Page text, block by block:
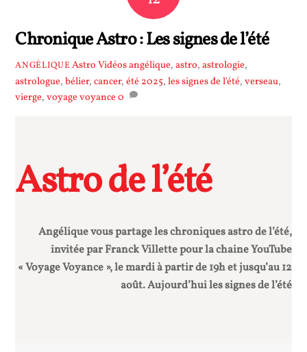
Chronique Astro : Les signes de l’été
ANGÉLIQUEAstro Vidéosangélique,astro,astrologie,
astrologue,bélier,cancer,été 2025,les signes de l'été,verseau,
vierge,voyage voyance0
Astro de l’été
Angélique vous partage les chroniques astro de l’été,
invitée par Franck Villette pour la chaine YouTube
« Voyage Voyance », le mardi à partir de 19h et jusqu’au 12
août. Aujourd’hui les signes de l’été